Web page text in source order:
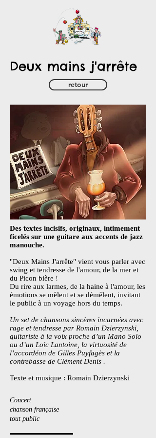
Deux mains j'arrête
retour
Des textes incisifs, originaux, intimement
ficelés sur une guitare aux accents de jazz
manouche.
"Deux Mains J'arrête" vient vous parler avec
swing et tendresse de l'amour, de la mer et
du Picon bière !
​Du rire aux larmes, de la haine à l'amour, les
émotions se mêlent et se démêlent, invitant
le public à un voyage hors du temps.
Un set de chansons sincères incarnées avec
rage et tendresse par Romain Dzierzynski,
guitariste à la voix proche d’un Mano Solo
ou d’un Loic Lantoine, la virtuosité de
l’accordéon de Gilles Puyfagès et la
contrebasse de Clément Denis .
Texte et musique : Romain Dzierzynski
Concert
chanson française
tout public